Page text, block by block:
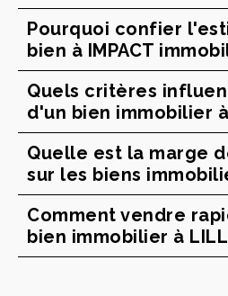
Pourquoi confier
bien à IMPACT
Quels critères
d'un bien immobilier à
Quelle est la marge
sur les biens
Comment vendre
bien immobilier à